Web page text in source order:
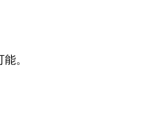
。